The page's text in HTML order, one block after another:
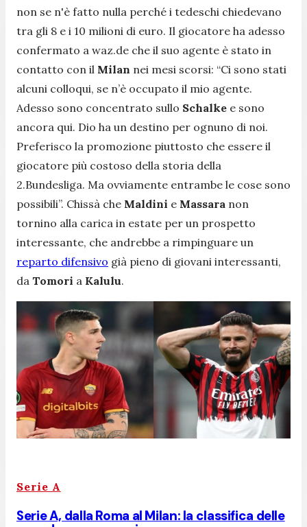
non se n'è fatto nulla perché i tedeschi chiedevano
tra gli 8 e i 10 milioni di euro. Il giocatore ha adesso
confermato a waz.de che il suo agente è stato in
contatto con il Milan nei mesi scorsi: “Ci sono stati
alcuni colloqui, se n’è occupato il mio agente.
Adesso sono concentrato sullo Schalke e sono
ancora qui. Dio ha un destino per ognuno di noi.
Preferisco la promozione piuttosto che essere il
giocatore più costoso della storia della
2.Bundesliga. Ma ovviamente entrambe le cose sono
possibili”. Chissà che Maldini e Massara non
tornino alla carica in estate per un prospetto
interessante, che andrebbe a rimpinguare un
reparto difensivo già pieno di giovani interessanti,
da Tomori a Kalulu.
Serie A
Serie A, dalla Roma al Milan: la classifica delle